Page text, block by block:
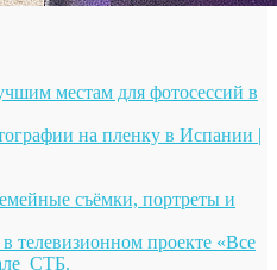
местам для фотосессий в
на пленку в Испании |
съёмки, портреты и
телевизионном проекте «Все
СТБ.